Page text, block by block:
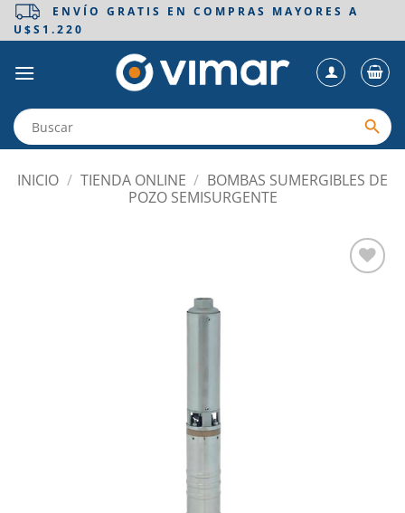
Saltar
ENVÍO GRATIS EN COMPRAS MAYORES A
U$S1.220
INICIO / TIENDA ONLINE / BOMBAS SUMERGIBLES DE
POZO SEMISURGENTE